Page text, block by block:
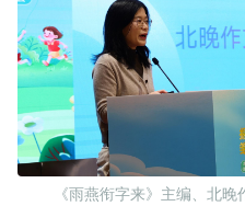
《雨燕衔字来》主编、北